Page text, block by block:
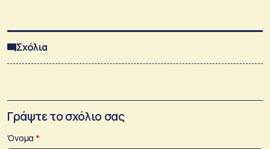
Σχόλια
Γράψτε το σχόλιο σας
Όνομα